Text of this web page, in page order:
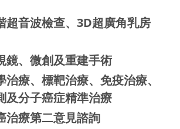
超音波檢查、3D超廣角乳房
鏡、微創及重建手術
治療、標靶治療、免疫治療、
及分子癌症精準治療
治療第二意見諮詢